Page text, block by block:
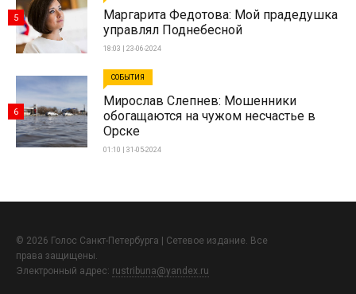
Маргарита Федотова: Мой прадедушка
управлял Поднебесной
18:03 | 23-06-2024
5
СОБЫТИЯ
Мирослав Слепнев: Мошенники
обогащаются на чужом несчастье в
Орске
01:10 | 31-05-2024
6
© 2026 Голос Санкт-Петербурга | Сетевое издание. Все
права защищены.
Электронный адрес: rustribuna@yandex.ru